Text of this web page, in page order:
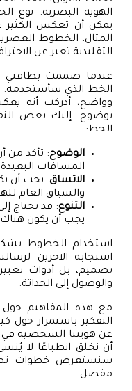
الهوية البصرية. نوع
يمكن أن تعكس
المثال، الخطوط
التقليدية تعبر عن
عندما صممت بطاقتي
الخط الذي
وواضح، أدركت أنه
بوضوح. إليك بعض
الخط:
الوضوح: تأكد من
المسافات البعيدة.
الاتساق: يجب أن
والسياق العام
التنوع: قد تحتاج
يجب أن يكون
استخدام الخطوط
استجابة الآخرين
تصميم، بل أدوات
والوصول إلى الحداثة.
مع هذه المفاهيم حول
التفكير باستمرار حول
عن هويتنا الشخصية في
أن نخلق انطباعًا لا
سنستعرض خطوات
مفصل.